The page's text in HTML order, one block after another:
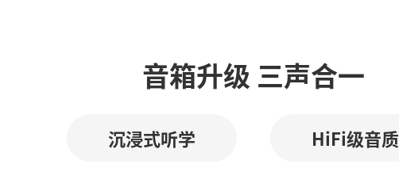
音箱升级 三声合一
沉浸式听学 HiFi级音质